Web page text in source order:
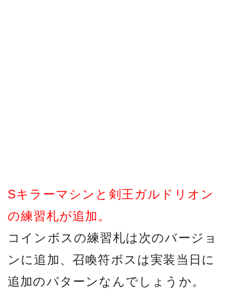
Sキラーマシンと剣王ガルドリオン
の練習札が追加。
コインボスの練習札は次のバージョ
ンに追加、召喚符ボスは実装当日に
追加のパターンなんでしょうか。